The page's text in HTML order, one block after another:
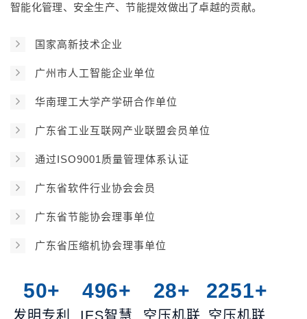
智能化管理、安全生产、节能提效做出了卓越的贡献。
国家高新技术企业
广州市人工智能企业单位
华南理工大学产学研合作单位
广东省工业互联网产业联盟会员单位
通过ISO9001质量管理体系认证
广东省软件行业协会会员
广东省节能协会理事单位
广东省压缩机协会理事单位
50+
发明专利
496+
IES智慧
28+
空压机联
2251+
空压机联